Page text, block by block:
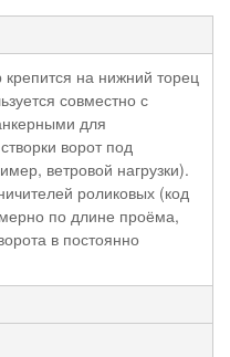
на нижний торец
совместно с
для
ворот под
ветровой нагрузки).
роликовых (код
по длине проёма,
в постоянно